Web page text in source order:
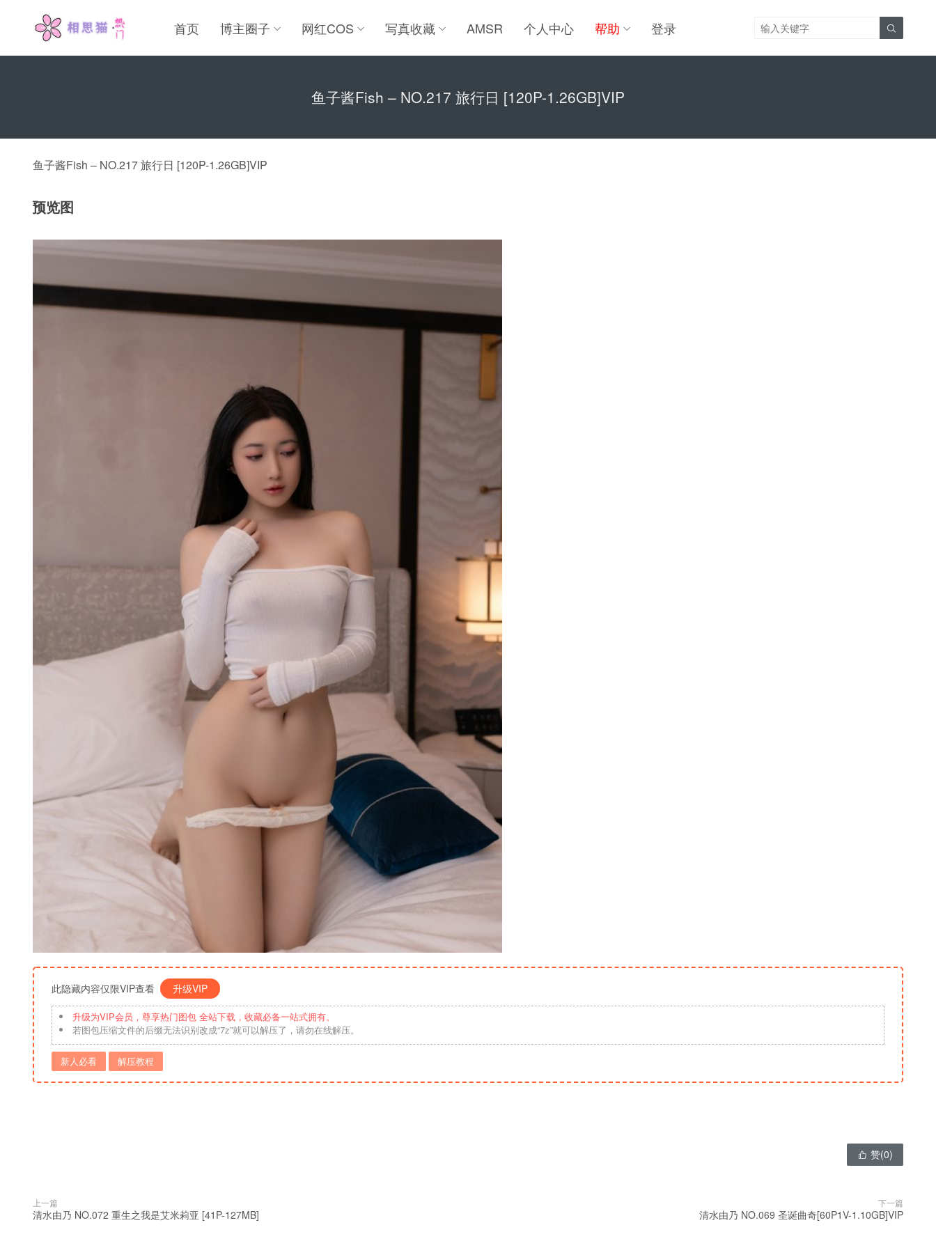
首页 博主圈子 网红COS 写真收藏 AMSR 个人中心 帮助 登录 
鱼子酱Fish – NO.217 旅行日 [120P-1.26GB]VIP
鱼子酱Fish – NO.217 旅行日 [120P-1.26GB]VIP
预览图
此隐藏内容仅限VIP查看 升级VIP
升级为VIP会员，尊享热门图包 全站下载，收藏必备一站式拥有。
若图包压缩文件的后缀无法识别改成“7z”就可以解压了，请勿在线解压。
新人必看 解压教程
 赞(0)
上一篇
清水由乃 NO.072 重生之我是艾米莉亚 [41P-127MB]
下一篇
清水由乃 NO.069 圣诞曲奇[60P1V-1.10GB]VIP